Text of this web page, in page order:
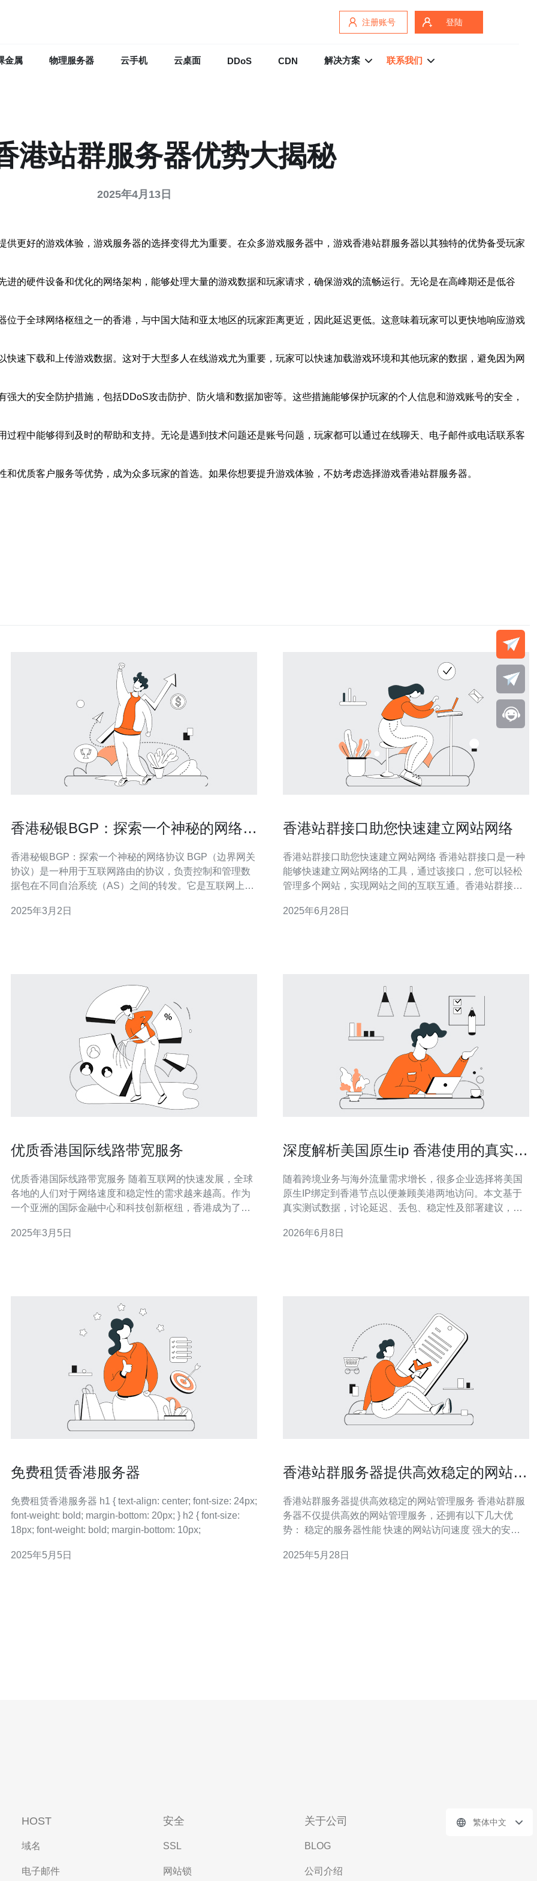
注册账号 登陆
金属 物理服务器 云手机 云桌面 DDoS CDN 解决方案 联系我们
港站群服务器优势大揭秘
2025年4月13日
更好的游戏体验，游戏服务器的选择变得尤为重要。在众多游戏服务器中，游戏香港站群服务器以其独特的优势备受玩家
的硬件设备和优化的网络架构，能够处理大量的游戏数据和玩家请求，确保游戏的流畅运行。无论是在高峰期还是低谷
于全球网络枢纽之一的香港，与中国大陆和亚太地区的玩家距离更近，因此延迟更低。这意味着玩家可以更快地响应游戏
速下载和上传游戏数据。这对于大型多人在线游戏尤为重要，玩家可以快速加载游戏环境和其他玩家的数据，避免因为网
大的安全防护措施，包括DDoS攻击防护、防火墙和数据加密等。这些措施能够保护玩家的个人信息和游戏账号的安全，
程中能够得到及时的帮助和支持。无论是遇到技术问题还是账号问题，玩家都可以通过在线聊天、电子邮件或电话联系客
优质客户服务等优势，成为众多玩家的首选。如果你想要提升游戏体验，不妨考虑选择游戏香港站群服务器。
香港秘银BGP：探索一个神秘的网络协
香港秘银BGP：探索一个神秘的网络协议 BGP（边界网关
协议）是一种用于互联网路由的协议，负责控制和管理数
据包在不同自治系统（AS）之间的转发。它是互联网上最
BGP是一种特殊的BGP协议，其起源可以追溯到香港。它
2025年3月2日
香港站群接口助您快速建立网站网络
香港站群接口助您快速建立网站网络 香港站群接口是一种
能够快速建立网站网络的工具，通过该接口，您可以轻松
管理多个网站，实现网站之间的互联互通。香港站群接口
工作效率：通过香港站群接口，您可以一次性管理多个网
2025年6月28日
优质香港国际线路带宽服务
优质香港国际线路带宽服务 随着互联网的快速发展，全球
各地的人们对于网络速度和稳定性的需求越来越高。作为
一个亚洲的国际金融中心和科技创新枢纽，香港成为了许
和出色的网络连接能够满足各种需求，成为了许多用户的
2025年3月5日
深度解析美国原生ip 香港使用的真实体
随着跨境业务与海外流量需求增长，很多企业选择将美国
原生IP绑定到香港节点以便兼顾美港两地访问。本文基于
真实测试数据，讨论延迟、丢包、稳定性及部署建议，帮
直连通常有较高的延迟，常见往返在140-220ms之间，视
2026年6月8日
免费租赁香港服务器
免费租赁香港服务器 h1 { text-align: center; font-size: 24px;
font-weight: bold; margin-bottom: 20px; } h2 { font-size:
18px; font-weight: bold; margin-bottom: 10px;
2025年5月5日
香港站群服务器提供高效稳定的网站管
香港站群服务器提供高效稳定的网站管理服务 香港站群服
务器不仅提供高效的网站管理服务，还拥有以下几大优
势： 稳定的服务器性能 快速的网站访问速度 强大的安全
2025年5月28日
HOST
域名
电子邮件
安全
SSL
网站锁
关于公司
BLOG
公司介绍
繁体中文